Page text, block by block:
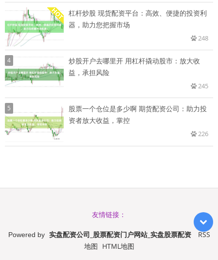
杠杆炒股 现货配资平台：高效、便捷的投资利
器，助力您把握市场
248
4
炒股开户去哪里开 用杠杆撬动股市：放大收
益，承担风险
245
5
股票一个仓位是多少啊 期货配资公司：助力投
资者放大收益，掌控
226
友情链接：
Powered by 实盘配资公司_股票配资门户网站_实盘股票配资
RSS
地图 HTML地图